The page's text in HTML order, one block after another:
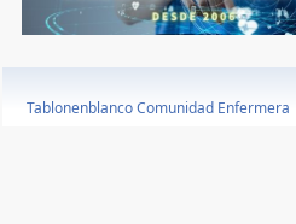
Tablonenblanco Comunidad Enfermera